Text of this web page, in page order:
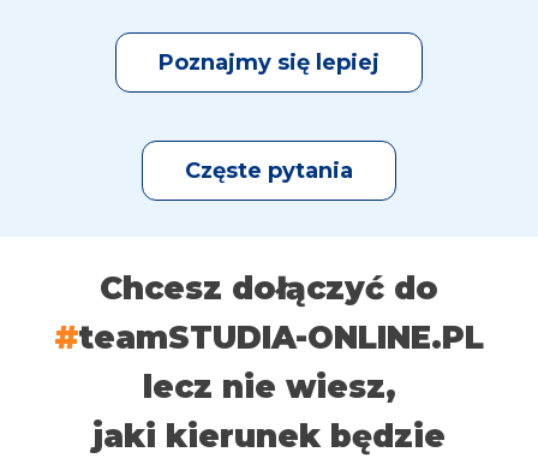
Poznajmy się lepiej
Częste pytania
Chcesz dołączyć do
#teamSTUDIA-ONLINE.PL
lecz nie wiesz,
jaki kierunek będzie